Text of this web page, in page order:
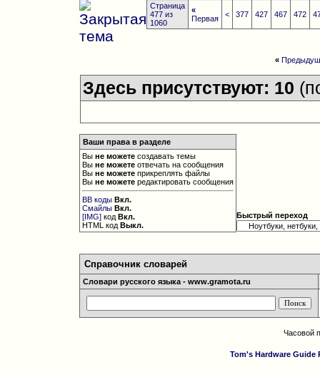
Страница
477 из
1060
«
Первая
< 377 427 467 472
«
Здесь присутствуют: 10
Ваши права в разделе
Выне можете создавать темы
Выне можете отвечать на сообщения
Выне можете прикреплять файлы
Выне можете редактировать сообщения
BB коды Вкл.
Смайлы Вкл.
[IMG] кодВкл.
HTML кодВыкл.
Быстрый переход
Справочник словарей
Словари русского языка - www.gramota.ru
Часовой
Tom's Hardware Guide